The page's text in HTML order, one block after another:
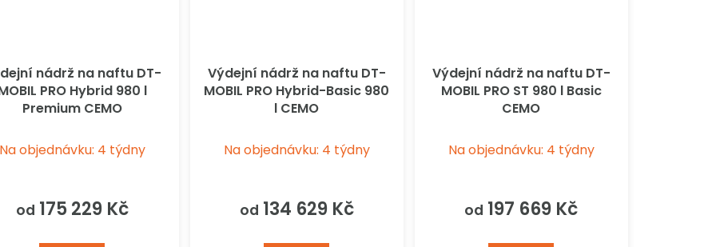
nádrž na naftu DT-
PRO Hybrid 980 l
Premium CEMO
objednávku: 4 týdny
od 175 229 Kč
Výdejní nádrž na naftu DT-
MOBIL PRO Hybrid-Basic 980
l CEMO
Na objednávku: 4 týdny
od 134 629 Kč
Výdejní nádrž na naftu DT-
MOBIL PRO ST 980 l Basic
CEMO
Na objednávku: 4 týdny
od 197 669 Kč